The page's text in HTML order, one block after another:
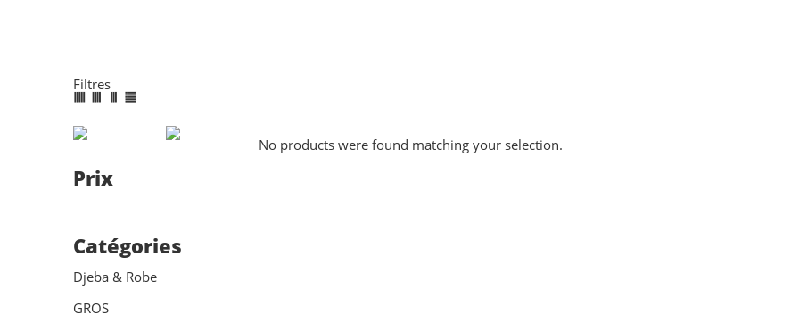
Filtres
No products were found matching your selection.
Prix
Catégories
Djeba & Robe
GROS